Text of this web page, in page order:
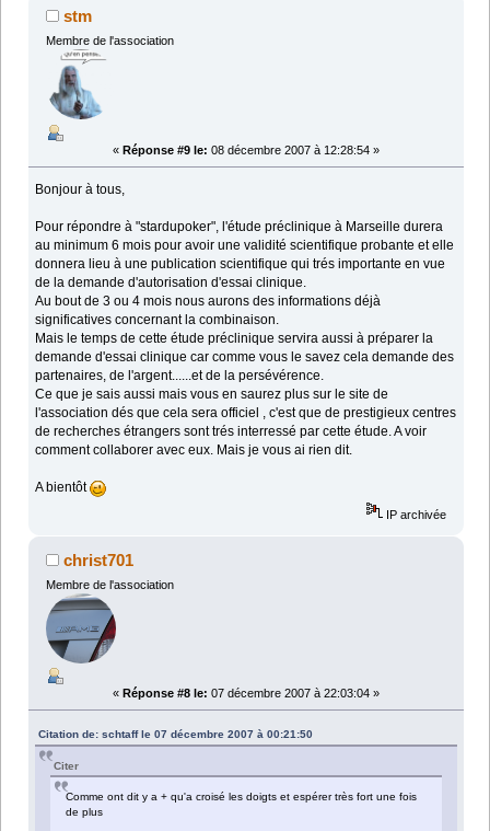
stm
Membre de l'association
« Réponse #9 le: 08 décembre 2007 à 12:28:54 »
Bonjour à tous,
Pour répondre à "stardupoker", l'étude préclinique à Marseille durera
au minimum 6 mois pour avoir une validité scientifique probante et elle
donnera lieu à une publication scientifique qui trés importante en vue
de la demande d'autorisation d'essai clinique.
Au bout de 3 ou 4 mois nous aurons des informations déjà
significatives concernant la combinaison.
Mais le temps de cette étude préclinique servira aussi à préparer la
demande d'essai clinique car comme vous le savez cela demande des
partenaires, de l'argent......et de la persévérence.
Ce que je sais aussi mais vous en saurez plus sur le site de
l'association dés que cela sera officiel , c'est que de prestigieux centres
de recherches étrangers sont trés interressé par cette étude. A voir
comment collaborer avec eux. Mais je vous ai rien dit.
A bientôt
IP archivée
christ701
Membre de l'association
« Réponse #8 le: 07 décembre 2007 à 22:03:04 »
Citation de: schtaff le 07 décembre 2007 à 00:21:50
Citer
Comme ont dit y a + qu'a croisé les doigts et espérer très fort une fois
de plus